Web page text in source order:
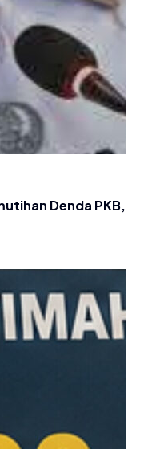
Denda PKB,